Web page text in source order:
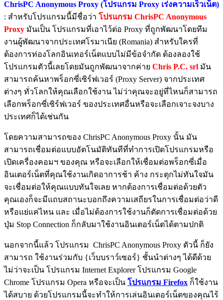
ChrisPC Anonymous Proxy (โปรแกรม Proxy เร่งความเร็วเน็ต)
: สำหรับโปรแกรมนี้มีชื่อว่า โปรแกรม ChrisPC Anonymous
Proxy มันเป็น โปรแกรมที่เอาไว้ต่อ Proxy ที่ถูกพัฒนาโดยทีม
งานผู้พัฒนาจากประเทศโรมาเนีย (Romania) สำหรับใครที่
ต้องการท่องโลกอินเทอร์เน็ตแบบไม่มีข้อจำกัด ต้องลองใช้
โปรแกรมตัวนี้เลยโดยมันถูกพัฒนาจากค่าย Chris P.C. srl มัน
สามารถค้นหาพร็อกซี่เซิร์ฟเวอร์ (Proxy Server) จากประเทศ
ต่างๆ ทั่วโลกให้คุณเลือกใช้งาน ไม่ว่าคุณจะอยู่ที่ไหนก็สามารถ
เลือกพร็อกซี่เซิร์ฟเวอร์ ของประเทศอื่นหรือจะเลือกเจาะจงบาง
ประเทศก็ได้เช่นกัน
โดยความสามารถของ ChrisPC Anonymous Proxy นั้น มัน
สามารถเชื่อมต่อแบบอัตโนมัติทันทีที่ทำการเปิดโปรแกรมหรือ
เปิดเครื่องคอมฯ ของคุณ หรือจะเลือกให้เชื่อมต่อพร็อกซี่เมื่อ
อินเตอร์เน็ตที่คุณใช้งานเกิดอาการช้า ค้าง กระตุกไม่ทันใจมัน
จะเชื่อมต่อให้คุณแบบทันใจเลย หากต้องการเชื่อมต่อด้วยตัว
คุณเองก็จะมีแถบสถานะบอกถึงความเสถียรในการเชื่อมต่อว่าดี
หรือแย่แค่ไหน และ เมื่อไม่ต้องการใช้งานก็ตัดการเชื่อมต่อด้วย
ปุ่ม Stop Connection ก็กลับมาใช้งานอินเตอร์เน็ตได้ตามปกติ
นอกจากนี้แล้ว โปรแกรม ChrisPC Anonymous Proxy ตัวนี้ ก็ยัง
สามารถ ใช้งานร่วมกับ {เว็บบราว์เซอร์} ชั้นนำต่างๆ ได้ดีด้วย
ไม่ว่าจะเป็น โปรแกรม Internet Explorer โปรแกรม Google
Chrome โปรแกรม Opera หรือจะเป็น โปรแกรม Firefox ก็ใช้งาน
ได้สบาย ด้วยโปรแกรมนี้จะทำให้การเล่นอินเตอร์เน็ตของคุณไร้